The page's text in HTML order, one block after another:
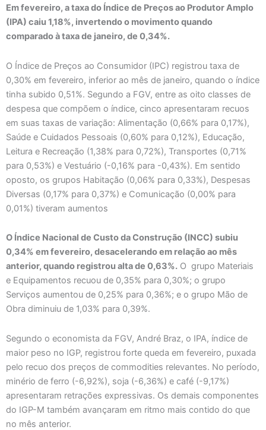
Em fevereiro, a taxa do Índice de Preços ao Produtor Amplo
(IPA) caiu 1,18%, invertendo o movimento quando
comparado à taxa de janeiro, de 0,34%.
O Índice de Preços ao Consumidor (IPC) registrou taxa de
0,30% em fevereiro, inferior ao mês de janeiro, quando o índice
tinha subido 0,51%. Segundo a FGV, entre as oito classes de
despesa que compõem o índice, cinco apresentaram recuos
em suas taxas de variação: Alimentação (0,66% para 0,17%),
Saúde e Cuidados Pessoais (0,60% para 0,12%), Educação,
Leitura e Recreação (1,38% para 0,72%), Transportes (0,71%
para 0,53%) e Vestuário (-0,16% para -0,43%). Em sentido
oposto, os grupos Habitação (0,06% para 0,33%), Despesas
Diversas (0,17% para 0,37%) e Comunicação (0,00% para
0,01%) tiveram aumentos
O Índice Nacional de Custo da Construção (INCC) subiu
0,34% em fevereiro, desacelerando em relação ao mês
anterior, quando registrou alta de 0,63%. O grupo Materiais
e Equipamentos recuou de 0,35% para 0,30%; o grupo
Serviços aumentou de 0,25% para 0,36%; e o grupo Mão de
Obra diminuiu de 1,03% para 0,39%.
Segundo o economista da FGV, André Braz, o IPA, índice de
maior peso no IGP, registrou forte queda em fevereiro, puxada
pelo recuo dos preços de commodities relevantes. No período,
minério de ferro (-6,92%), soja (-6,36%) e café (-9,17%)
apresentaram retrações expressivas. Os demais componentes
do IGP-M também avançaram em ritmo mais contido do que
no mês anterior.